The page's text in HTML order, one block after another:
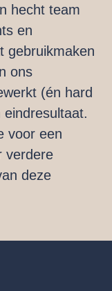
hecht team
en
gebruikmaken
ons
(én hard
voor een
verdere
deze